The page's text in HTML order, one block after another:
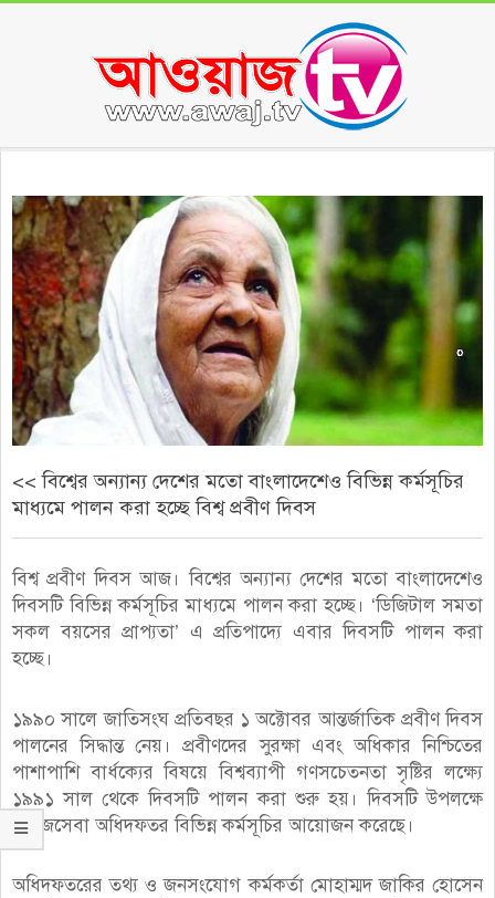
Menu
<< বিশ্বের অন্যান্য দেশের মতো বাংলাদেশেও বিভিন্ন কর্মসূচির
মাধ্যমে পালন করা হচ্ছে বিশ্ব প্রবীণ দিবস
বিশ্ব প্রবীণ দিবস আজ। বিশ্বের অন্যান্য দেশের মতো বাংলাদেশেও
দিবসটি বিভিন্ন কর্মসূচির মাধ্যমে পালন করা হচ্ছে। ‘ডিজিটাল সমতা
সকল বয়সের প্রাপ্যতা’ এ প্রতিপাদ্যে এবার দিবসটি পালন করা
হচ্ছে।
১৯৯০ সালে জাতিসংঘ প্রতিবছর ১ অক্টোবর আন্তর্জাতিক প্রবীণ দিবস
পালনের সিদ্ধান্ত নেয়। প্রবীণদের সুরক্ষা এবং অধিকার নিশ্চিতের
পাশাপাশি বার্ধক্যের বিষয়ে বিশ্বব্যাপী গণসচেতনতা সৃষ্টির লক্ষ্যে
১৯৯১ সাল থেকে দিবসটি পালন করা শুরু হয়। দিবসটি উপলক্ষে
সমাজসেবা অধিদফতর বিভিন্ন কর্মসূচির আয়োজন করেছে।
অধিদফতরের তথ্য ও জনসংযোগ কর্মকর্তা মোহাম্মদ জাকির হোসেন